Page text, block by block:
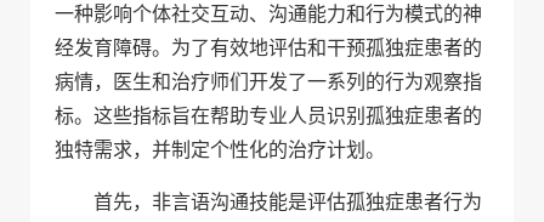
一种影响个体社交互动、沟通能力和行为模式的神
经发育障碍。为了有效地评估和干预孤独症患者的
病情，医生和治疗师们开发了一系列的行为观察指
标。这些指标旨在帮助专业人员识别孤独症患者的
独特需求，并制定个性化的治疗计划。
首先，非言语沟通技能是评估孤独症患者行为